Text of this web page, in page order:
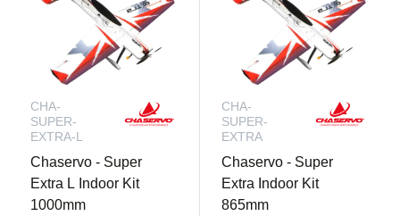
CHA-
SUPER-
EXTRA-L
Chaservo - Super
Extra L Indoor Kit
1000mm
CHA-
SUPER-
EXTRA
Chaservo - Super
Extra Indoor Kit
865mm